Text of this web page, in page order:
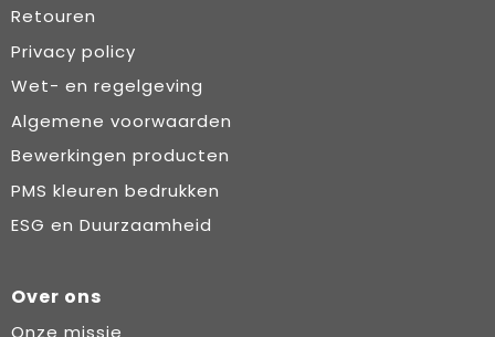
Retouren
Privacy policy
Wet- en regelgeving
Algemene voorwaarden
Bewerkingen producten
PMS kleuren bedrukken
ESG en Duurzaamheid
Over ons
Onze missie